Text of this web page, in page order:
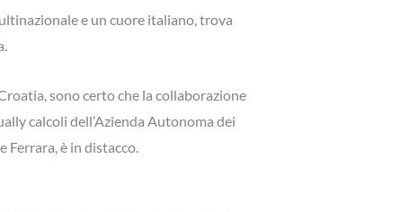
e un cuore italiano, trova
sono certo che la collaborazione
calcoli dell’Azienda Autonoma dei
è in distacco.